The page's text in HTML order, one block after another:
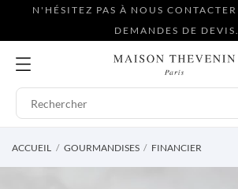
N'HÉSITEZ PAS À NOUS
DEMANDES DE DEVIS.
ACCUEIL GOURMANDISES FINANCIER